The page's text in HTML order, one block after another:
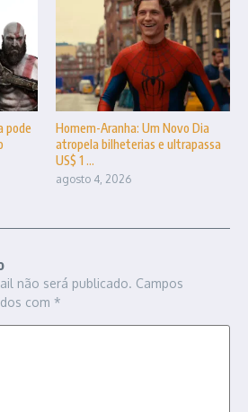
pode
Homem-Aranha: Um Novo Dia
atropela bilheterias e ultrapassa
US$ 1 ...
agosto 4, 2026
não será publicado. Campos
com *